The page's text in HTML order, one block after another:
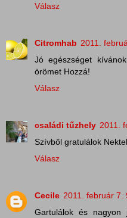
Válasz
Citromhab 2011.
Jó egészséget
örömet Hozzá!
Válasz
családi tűzhely 2011.
Szívből gratulálok
Válasz
Cecile 2011. február 7.
Gartulálok és nagyon